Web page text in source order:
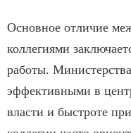
Основное отличие
коллегиями
работы.
эффективными в
власти и быстроте